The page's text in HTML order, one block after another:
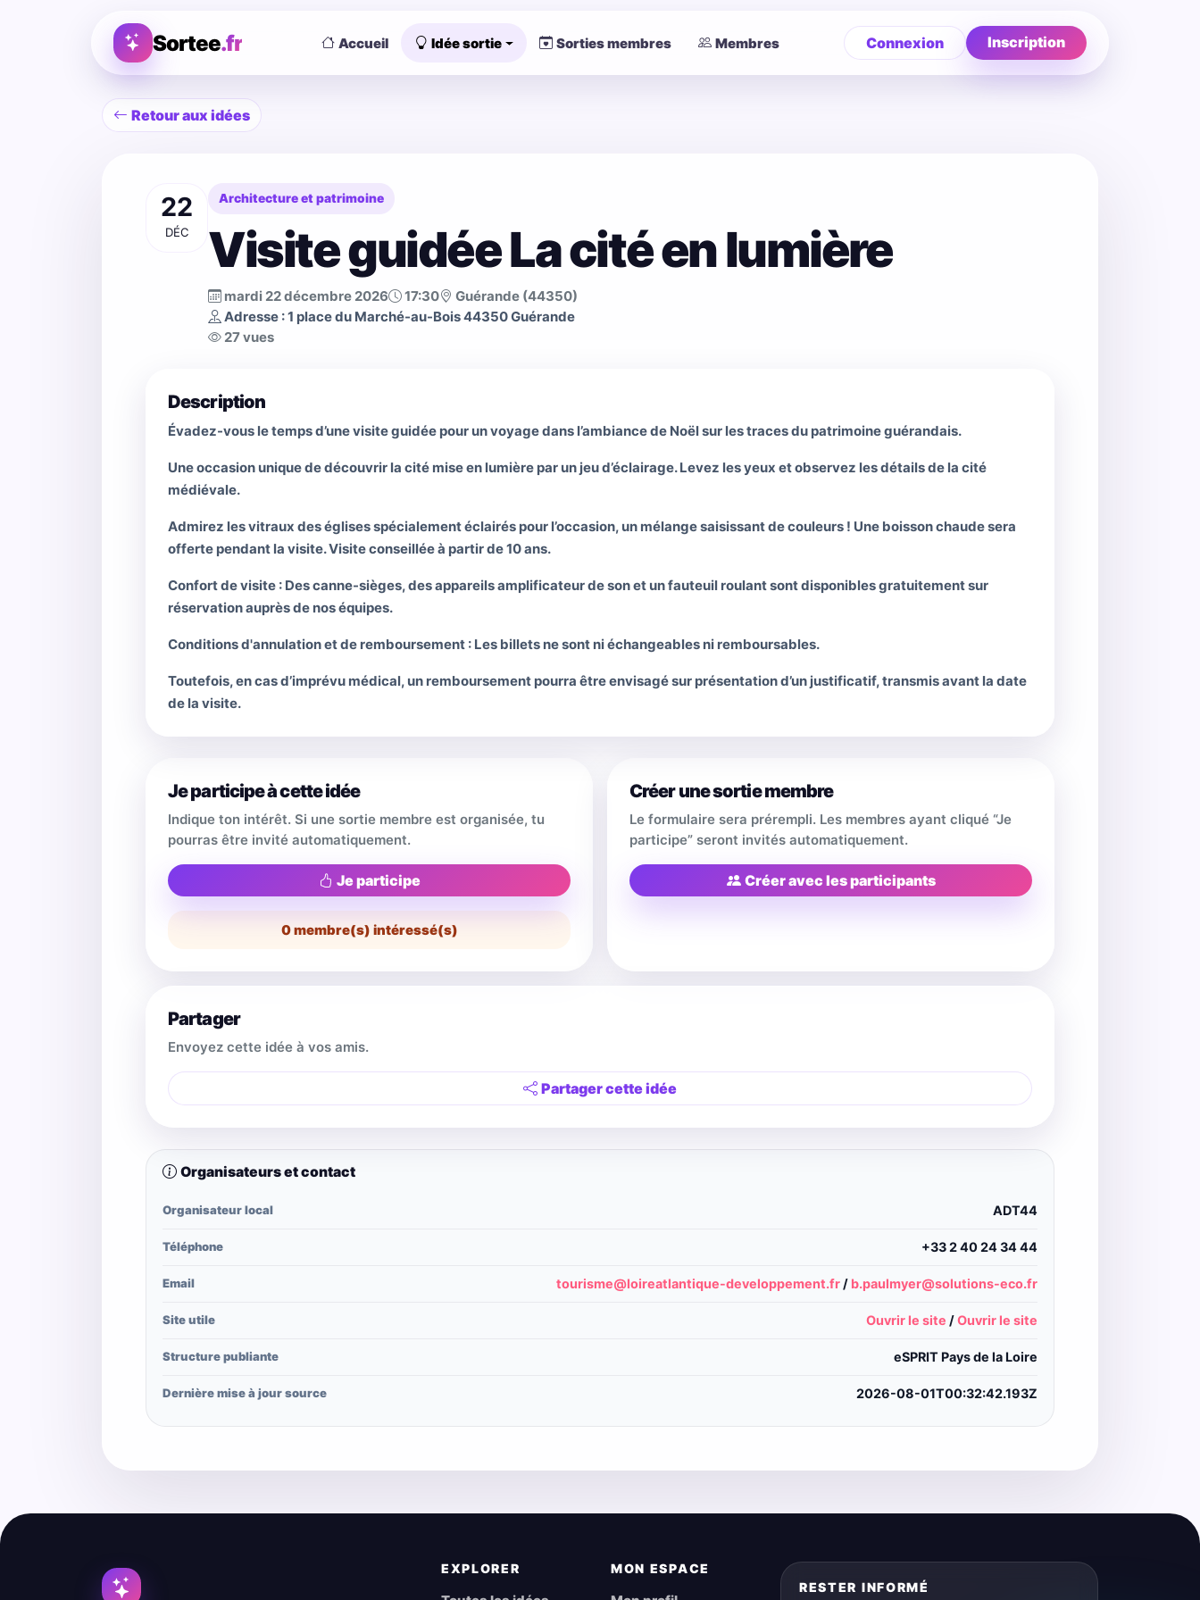
Sortee.fr Connexion Inscription
Accueil Idée sortie Sorties membres Membres
Retour aux idées
22
DÉC
Architecture et patrimoine
Visite guidée La cité en lumière
mardi 22 décembre 2026 17:30
Guérande (44350)
Adresse : 1 place du Marché-au-Bois 44350 Guérande
27 vues
Description
Évadez-vous le temps d’une visite guidée pour un voyage dans l’ambiance de Noël sur les traces du patrimoine guérandais.
Une occasion unique de découvrir la cité mise en lumière par un jeu d’éclairage. Levez les yeux et observez les détails de la cité
médiévale.
Admirez les vitraux des églises spécialement éclairés pour l’occasion, un mélange saisissant de couleurs ! Une boisson chaude sera
offerte pendant la visite. Visite conseillée à partir de 10 ans.
Confort de visite : Des canne-sièges, des appareils amplificateur de son et un fauteuil roulant sont disponibles gratuitement sur
réservation auprès de nos équipes.
Conditions d'annulation et de remboursement : Les billets ne sont ni échangeables ni remboursables.
Toutefois, en cas d’imprévu médical, un remboursement pourra être envisagé sur présentation d’un justificatif, transmis avant la date
de la visite.
Je participe à cette idée
Indique ton intérêt. Si une sortie membre est organisée, tu
pourras être invité automatiquement.
Je participe
0membre(s) intéressé(s)
Créer une sortie membre
Le formulaire sera prérempli. Les membres ayant cliqué “Je
participe” seront invités automatiquement.
Créer avec les participants
Partager
Envoyez cette idée à vos amis.
Partager cette idée
Organisateurs et contact
Organisateur local ADT44
Téléphone +33 2 40 24 34 44
Email tourisme@loireatlantique-developpement.fr / b.paulmyer@solutions-eco.fr
Site utile Ouvrir le site /Ouvrir le site
Structure publiante eSPRIT Pays de la Loire
Dernière mise à jour source 2026-08-01T00:32:42.193Z
EXPLORER MON ESPACE
RESTER INFORMÉ